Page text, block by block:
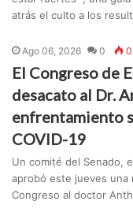
atrás el culto a los
Ago 06, 2026 0 0
El Congreso de
desacato al Dr.
enfrentamiento
COVID-19
Un comité del Senado,
aprobó este jueves una
Congreso al doctor